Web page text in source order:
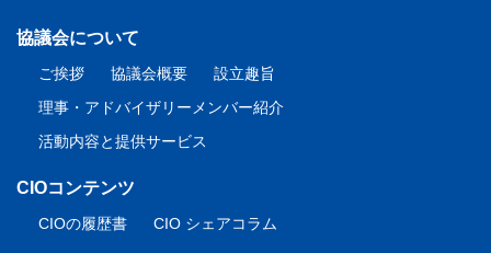
協議会について
ご挨拶 協議会概要
設立趣旨
理事・アドバイザリーメンバー紹介
活動内容と提供サービス
CIOコンテンツ
CIOの履歴書 CIO シェアコラム